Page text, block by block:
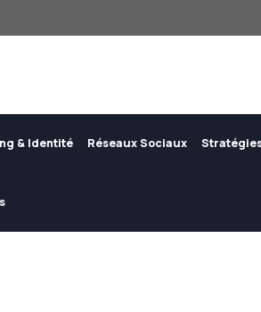
& Identité Réseaux Sociaux